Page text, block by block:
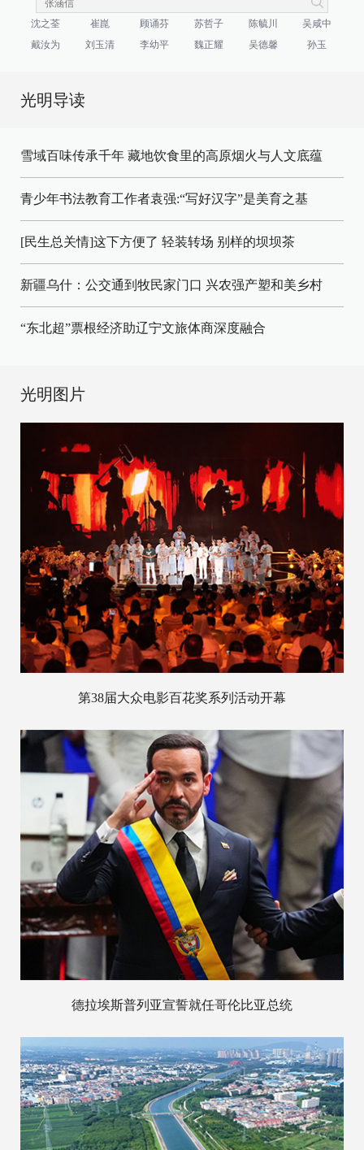
沈之荃 崔崑 顾诵芬 苏哲子 陈毓川
吴咸中
戴汝为
刘玉清 李幼平 魏正耀 吴德馨 孙玉
光明导读
雪域百味传承千年 藏地饮食里的高原烟火与人文底蕴
青少年书法教育工作者袁强:“写好汉字”是美育之基
[民生总关情]这下方便了 轻装转场 别样的坝坝茶
新疆乌什：公交通到牧民家门口 兴农强产塑和美乡村
“东北超”票根经济助辽宁文旅体商深度融合
光明图片
第38届大众电影百花奖系列活动开幕
德拉埃斯普列亚宣誓就任哥伦比亚总统